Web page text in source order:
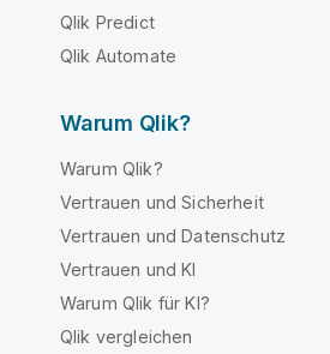
Qlik Predict
Qlik Automate
Warum Qlik?
Warum Qlik?
Vertrauen und Sicherheit
Vertrauen und Datenschutz
Vertrauen und KI
Warum Qlik für KI?
Qlik vergleichen